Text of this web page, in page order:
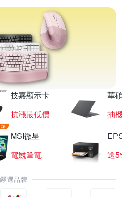
技嘉顯示卡
抗漲最低價
華
抽
MSI微星
電競筆電
送
嚴選品牌